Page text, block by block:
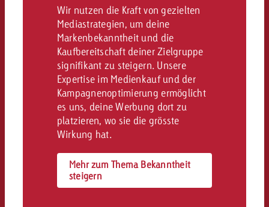
Wir nutzen die Kraft von gezielten
Mediastrategien, um deine
Markenbekanntheit und die
Kaufbereitschaft deiner Zielgruppe
signifikant zu steigern. Unsere
Expertise im Medienkauf und der
Kampagnenoptimierung ermöglicht
es uns, deine Werbung dort zu
platzieren, wo sie die grösste
Wirkung hat.
Mehr zum Thema Bekanntheit
steigern